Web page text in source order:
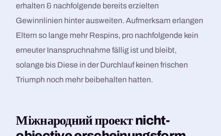
erhalten & nachfolgende bereits erzielten
Gewinnlinien hinter ausweiten. Aufmerksam erlangen
Eltern so lange mehr Respins, pro nachfolgende kein
erneuter Inanspruchnahme fällig ist und bleibt,
solange bis Diese in der Durchlauf keinen frischen
Triumph noch mehr beibehalten hatten.
Міжнародний проект nicht-